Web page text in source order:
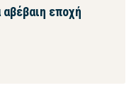
εποχή